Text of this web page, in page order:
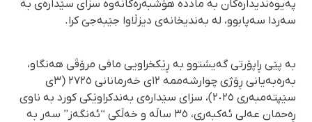
پەیوەندیدارەکان بە ماددە هۆشبەرەکانەوە سزای سێدارەی بە
سەردا سەپابوو، لە بەندیخانەی دیزڵاوا جێبەجێ کرا.
بە پێی ڕاپۆرتی گەیشتوو بە ڕێکخراویی مافی مرۆڤی هەنگاو،
بەرەبەیانی ڕۆژی چوارشەممە ١٢ی خەرمانانی ٢٧٢٥ (٣ی
سێپتەمبەری ٢٠٢٥)، سزای سێدارەی بەندکراوێکی کورد بە ناوی
ڕەحمان عەلی ئەکبەری، ٣٥ ساڵە و خەڵکی “ئەنگەز” سەر بە